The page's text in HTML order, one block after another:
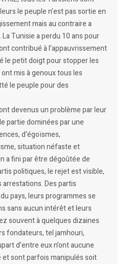
le peuple n’est pas sortie en
mais au contraire a
Tunisie a perdu 10 ans pour
contribué à l’appauvrissement
le petit doigt pour stopper les
mis à genoux tous les
le peuple pour des
devenus un problème par leur
partie dominées par une
d‘égoïsmes,
situation néfaste et
a fini par être dégoûtée de
politiques, le rejet est visible,
Des partis
pays, leurs programmes se
sans aucun intérêt et leurs
souvent à quelques dizaines
fondateurs, tel jamhouri,
d’entre eux n’ont aucune
sont parfois manipulés soit